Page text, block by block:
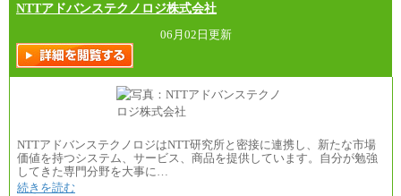
NTTアドバンステクノロジ株式会社
06月02日更新
NTTアドバンステクノロジはNTT研究所と密接に連携し、新たな市場
価値を持つシステム、サービス、商品を提供しています。自分が勉強
してきた専門分野を大事に…
続きを読む